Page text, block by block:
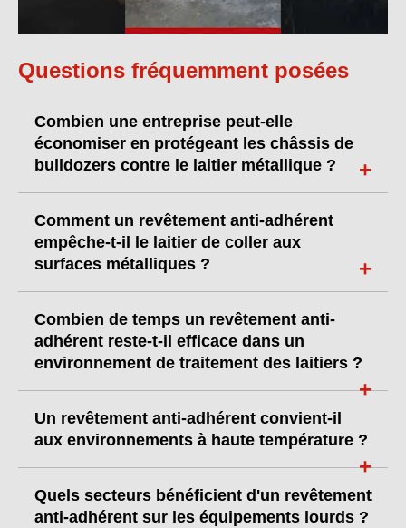
Questions fréquemment posées
Combien une entreprise peut-elle
économiser en protégeant les châssis de
bulldozers contre le laitier métallique ?
Comment un revêtement anti-adhérent
empêche-t-il le laitier de coller aux
surfaces métalliques ?
Combien de temps un revêtement anti-
adhérent reste-t-il efficace dans un
environnement de traitement des laitiers ?
Un revêtement anti-adhérent convient-il
aux environnements à haute température ?
Quels secteurs bénéficient d'un revêtement
anti-adhérent sur les équipements lourds ?